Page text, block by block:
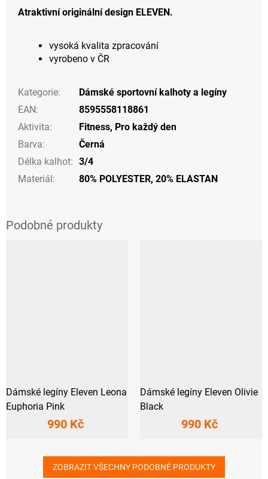
Atraktivní originální design ELEVEN.
vysoká kvalita zpracování
vyrobeno v ČR
Kategorie:
Dámské sportovní kalhoty a legíny
EAN:
8595558118861
Aktivita: Fitness, Pro každý den
Barva:
Černá
Délka kalhot: 3/4
Materiál: 80% POLYESTER, 20% ELASTAN
Dámské legíny Eleven Leona
Euphoria Pink
990 Kč
Dámské legíny Eleven Olivie
Black
990 Kč
ZOBRAZIT VŠECHNY PODOBNÉ PRODUKTY